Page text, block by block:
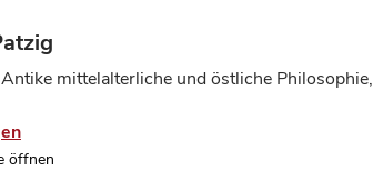
mittelalterliche und östliche
öffnen